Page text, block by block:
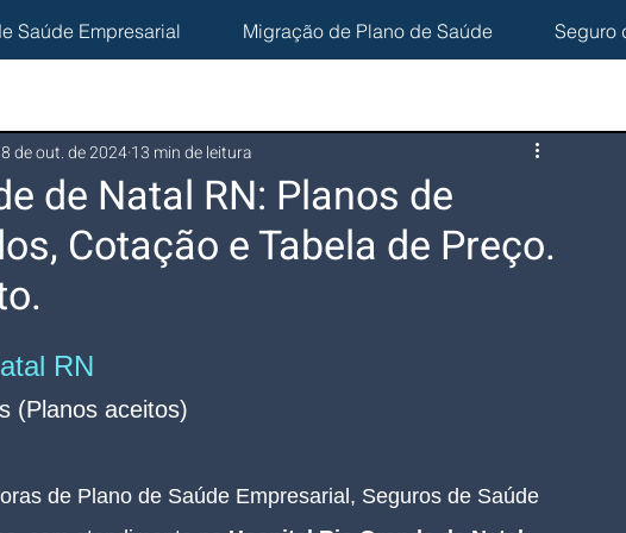
Saúde Empresarial Migração de Plano de Saúde Seguro
de Natal RN: Planos de
Cotação e Tabela de Preço.
de out. de 202413 min de leitura
RN
(Planos aceitos)
de Plano de Saúde Empresarial, Seguros de Saúde